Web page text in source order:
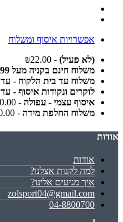
אפשרויות איסוף ומשלוח
(לא פעיל) - ₪22.00
משלוח חינם בקניה מעל 399 ש"ח
משלוח עד בית הלקוח - עד 7 ימי עסקים
לוקרים ונקודות איסוף - עד 10 ימי עסקים
איסוף עצמי - עפולה - ₪0.00
משלוח החלפת מידה - ₪60.00
אודות
אודות
למה לקנות אצלנו?
איך מגיעים אלינו?
zolsport04@gmail.com
04-8800700